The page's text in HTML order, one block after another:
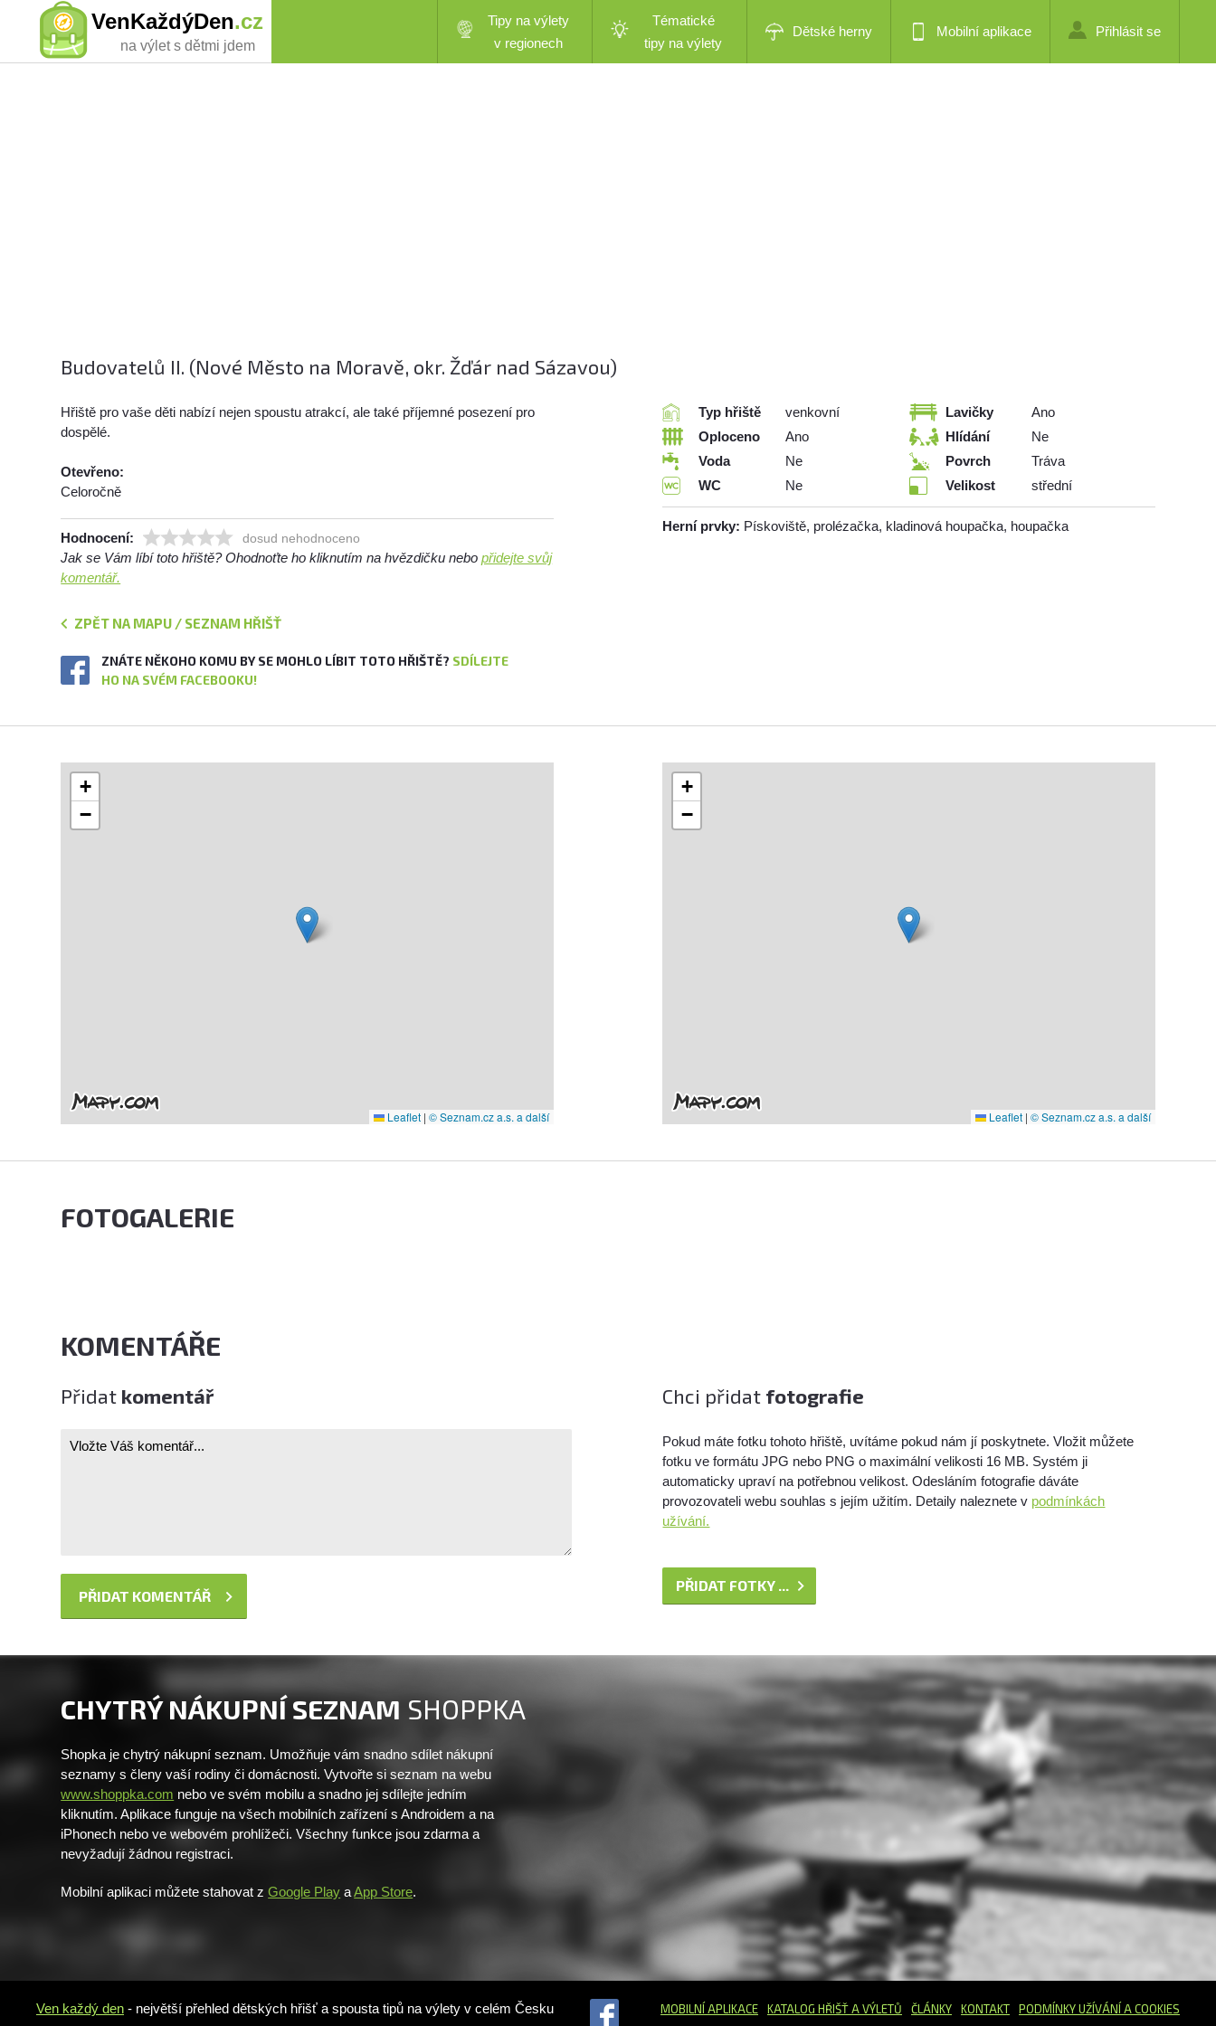
VenKaždýDen.cz
na výlet s dětmi jdem
Tipy na výlety
v regionech
Tématické
tipy na výlety
Dětské herny Mobilní aplikace Přihlásit se
Budovatelů II. (Nové Město na Moravě, okr. Žďár nad Sázavou)
Hřiště pro vaše děti nabízí nejen spoustu atrakcí, ale také příjemné posezení pro
dospělé.
Otevřeno:
Celoročně
Hodnocení: dosud nehodnoceno
Jak se Vám líbí toto hřiště? Ohodnoťte ho kliknutím na hvězdičku nebopřidejte svůj
komentář.
ZPĚT NA MAPU / SEZNAM HŘIŠŤ
ZNÁTE NĚKOHO KOMU BY SE MOHLO LÍBIT TOTO HŘIŠTĚ? SDÍLEJTE
HO NA SVÉM FACEBOOKU!
Typ hřiště
venkovní
Oploceno
Ano
Voda
Ne
WC
Ne
Lavičky
Ano
Hlídání
Ne
Povrch
Tráva
Velikost
střední
Herní prvky: Pískoviště, prolézačka, kladinová houpačka, houpačka
+
−
Leaflet | © Seznam.cz a.s. a další
+
−
Leaflet | © Seznam.cz a.s. a další
FOTOGALERIE
KOMENTÁŘE
Přidat komentář Chci přidat fotografie
Pokud máte fotku tohoto hřiště, uvítáme pokud nám jí poskytnete. Vložit můžete
fotku ve formátu JPG nebo PNG o maximální velikosti 16 MB. Systém ji
automaticky upraví na potřebnou velikost. Odesláním fotografie dáváte
provozovateli webu souhlas s jejím užitím. Detaily naleznete v podmínkách
užívání.
PŘIDAT FOTKY ...
CHYTRÝ NÁKUPNÍ SEZNAM SHOPPKA
Shopka je chytrý nákupní seznam. Umožňuje vám snadno sdílet nákupní
seznamy s členy vaší rodiny či domácnosti. Vytvořte si seznam na webu
www.shoppka.com nebo ve svém mobilu a snadno jej sdílejte jedním
kliknutím. Aplikace funguje na všech mobilních zařízení s Androidem a na
iPhonech nebo ve webovém prohlížeči. Všechny funkce jsou zdarma a
nevyžadují žádnou registraci.
Mobilní aplikaci můžete stahovat zGoogle Play aApp Store.
Ven každý den - největší přehled dětských hřišť a spousta tipů na výlety v celém Česku MOBILNÍ APLIKACE KATALOG HŘIŠŤA VÝLETŮ ČLÁNKY KONTAKT PODMÍNKY UŽÍVÁNÍ A COOKIES